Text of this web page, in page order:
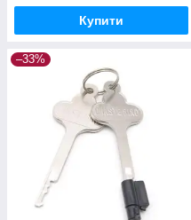
Купити
–33%